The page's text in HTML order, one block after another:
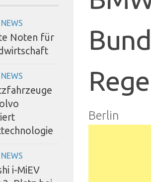
Berlin
Noten für
i-MiEV